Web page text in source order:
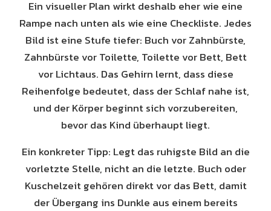
Ein visueller Plan wirkt deshalb eher wie eine
Rampe nach unten als wie eine Checkliste. Jedes
Bild ist eine Stufe tiefer: Buch vor Zahnbürste,
Zahnbürste vor Toilette, Toilette vor Bett, Bett
vor Lichtaus. Das Gehirn lernt, dass diese
Reihenfolge bedeutet, dass der Schlaf nahe ist,
und der Körper beginnt sich vorzubereiten,
bevor das Kind überhaupt liegt.
Ein konkreter Tipp: Legt das ruhigste Bild an die
vorletzte Stelle, nicht an die letzte. Buch oder
Kuschelzeit gehören direkt vor das Bett, damit
der Übergang ins Dunkle aus einem bereits